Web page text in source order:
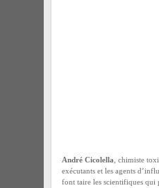
André Cicolella , chimiste
exécutants et les agents
font taire les scientifiques qui